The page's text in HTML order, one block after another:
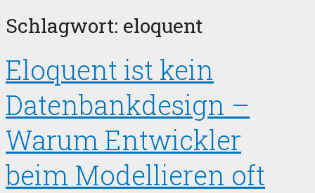
Schlagwort: eloquent
Eloquent ist kein
Datenbankdesign –
Warum Entwickler
beim Modellieren oft